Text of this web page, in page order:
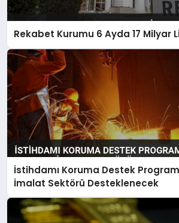
Rekabet Kurumu 6 Ayda 17 Milyar
İstihdamı Koruma Destek Programı
İmalat Sektörü Desteklenecek